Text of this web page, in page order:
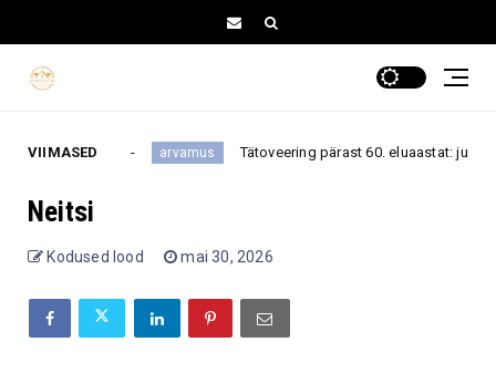
VIIMASED
peatüki arvamus Tätoveering pärast 60. eluaastat: julge
Neitsi
Kodused lood mai 30, 2026